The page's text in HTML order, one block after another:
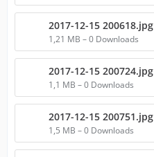
2017-12-15 200618.jpg
1,21 MB – 0 Downloads
2017-12-15 200724.jpg
1,1 MB – 0 Downloads
2017-12-15 200751.jpg
1,5 MB – 0 Downloads